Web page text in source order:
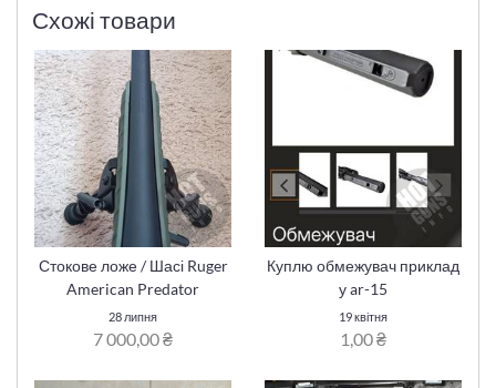
Схожі товари
Стокове ложе / Шасі Ruger
American Predator
28 липня
7 000,00 ₴
Куплю обмежувач приклад
у ar-15
19 квітня
1,00 ₴